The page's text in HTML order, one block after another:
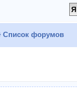
Список форумов